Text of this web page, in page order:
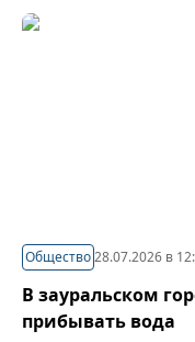
Общество28.07.2026 в
В зауральском
прибывать вода